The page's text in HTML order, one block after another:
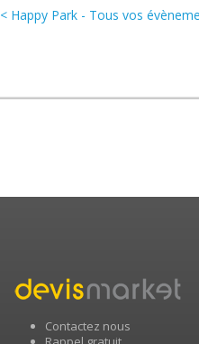
< Happy Park - Tous vos
Contactez nous